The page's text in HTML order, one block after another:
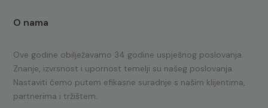
O nama
Ove godine obilježavamo 34 godine uspješnog poslovanja.
Znanje, izvrsnost i upornost temelji su našeg poslovanja.
Nastaviti ćemo putem efikasne suradnje s našim klijentima,
partnerima i tržištem.